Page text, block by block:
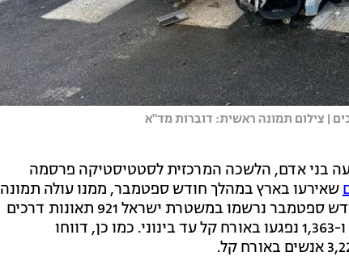
בני אדם, הלשכה המרכזית לסטטיסטיקה פרסמה
שאירעו בארץ במהלך חודש ספטמבר, ממנו עולה תמונה
מדאיגה בכל הנוגע לקטל בדרכים. על פי הדוח, בחודש ספטמבר נרשמו במשטרת ישראל 921 תאונות דרכים
קשות, בהן נהרגו 23 אנשים, 123 אנשים נפצעו קשה ו-1,363 נפגעו באורח קל עד בינוני. כמו כן, דווחו